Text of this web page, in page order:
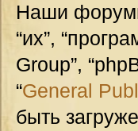
Наши
“их”,
Group”,
“General
быть